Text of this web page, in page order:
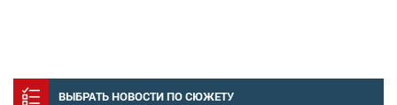
ВЫБРАТЬ НОВОСТИ ПО СЮЖЕТУ